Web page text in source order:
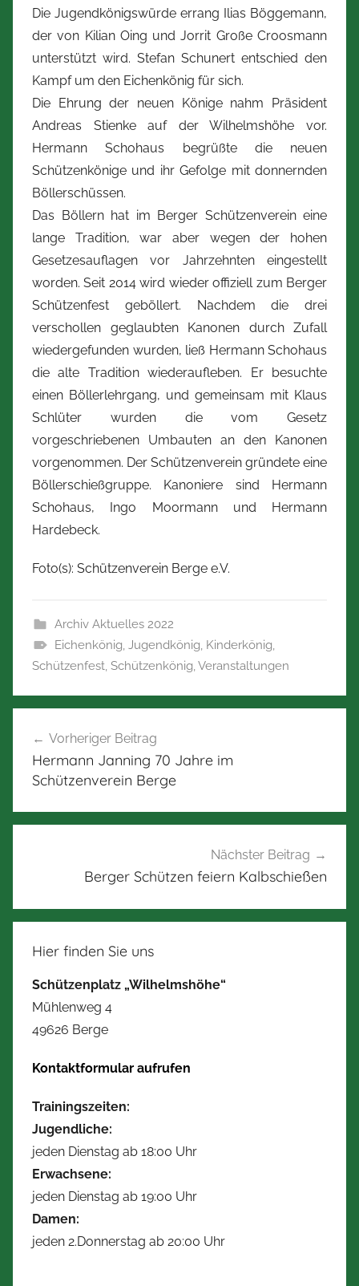
Die Jugendkönigswürde errang Ilias Böggemann,
der von Kilian Oing und Jorrit Große Croosmann
unterstützt wird. Stefan Schunert entschied den
Kampf um den Eichenkönig für sich.
Die Ehrung der neuen Könige nahm Präsident
Andreas Stienke auf der Wilhelmshöhe vor.
Hermann Schohaus begrüßte die neuen
Schützenkönige und ihr Gefolge mit donnernden
Böllerschüssen.
Das Böllern hat im Berger Schützenverein eine
lange Tradition, war aber wegen der hohen
Gesetzesauflagen vor Jahrzehnten eingestellt
worden. Seit 2014 wird wieder offiziell zum Berger
Schützenfest geböllert. Nachdem die drei
verschollen geglaubten Kanonen durch Zufall
wiedergefunden wurden, ließ Hermann Schohaus
die alte Tradition wiederaufleben. Er besuchte
einen Böllerlehrgang, und gemeinsam mit Klaus
Schlüter wurden die vom Gesetz
vorgeschriebenen Umbauten an den Kanonen
vorgenommen. Der Schützenverein gründete eine
Böllerschießgruppe. Kanoniere sind Hermann
Schohaus, Ingo Moormann und Hermann
Hardebeck.
Foto(s): Schützenverein Berge e.V.
Archiv Aktuelles 2022
Eichenkönig Jugendkönig Kinderkönig
Schützenfest Schützenkönig Veranstaltungen
Vorheriger Beitrag
Hermann Janning 70 Jahre im
Schützenverein Berge
Nächster Beitrag
Berger Schützen feiern Kalbschießen
Hier finden Sie uns
Schützenplatz „Wilhelmshöhe“
Mühlenweg 4
49626 Berge
Kontaktformular aufrufen
Trainingszeiten:
Jugendliche:
jeden Dienstag ab 18:00 Uhr
Erwachsene:
jeden Dienstag ab 19:00 Uhr
Damen:
jeden 2.Donnerstag ab 20:00 Uhr